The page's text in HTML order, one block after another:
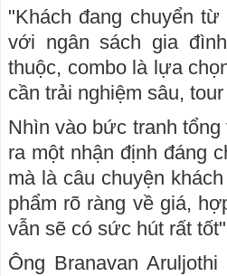
"Khách đang chuyển
với ngân sách gia
thuộc, combo là lựa
cần trải nghiệm sâu,
Nhìn vào bức tranh
ra một nhận định đáng
mà là câu chuyện
phẩm rõ ràng về giá,
vẫn sẽ có sức hút rất
Ông Branavan